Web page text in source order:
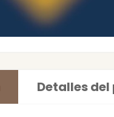
Detalles